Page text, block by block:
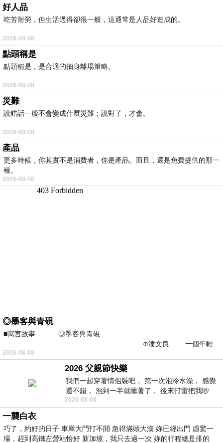
好人品
吃苦耐勞，但生活過得卻很一般，這通常是人品好造成的。
2026-08-08
點頭稱是
點頭稱是，是合適的抽身離場策略。
2026-08-08
災難
說錯話一般不會變成什麼災難；說對了，才會。
2026-08-08
產品
更多時候，你其實不是消費者，你是產品。而且，還是免費提供的那一
種。
2026-08-08
◎墨客與青硯
■寓言故事 ◎墨客與青硯
⊕潘文良 一個年輕
的墨客，在京城的古玩肆裡
2026-08-08
2026 父親節快樂
我們一起穿著情侶裝吧， 第一次泡冷水澡， 感覺
還不錯， 泡到一半就睡著了， 後來打雷把我吵
醒， 手
2026-08-08
一襲白衣
巧了，約好的日子 車庫大門打不開 急得滿頭大漢 妳已經出門 虛驚一
場，趕到高鐵左營站恰好 新加坡，我只去過一次 妳的行程總是排的